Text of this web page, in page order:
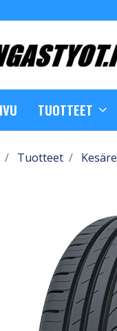
TUOTTEET
Tuotteet